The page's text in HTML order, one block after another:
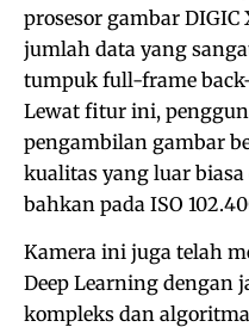
prosesor gambar DIGIC
jumlah data yang
tumpuk full-frame
Lewat fitur ini,
pengambilan gambar
kualitas yang luar
bahkan pada ISO
Kamera ini juga telah
Deep Learning dengan
kompleks dan